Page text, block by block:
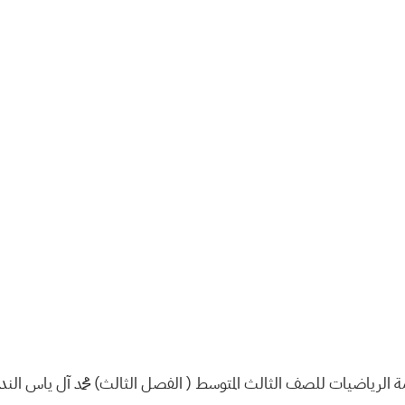
الرياضيات للصف الثالث المتوسط ( الفصل الثالث) محمد آل ياس